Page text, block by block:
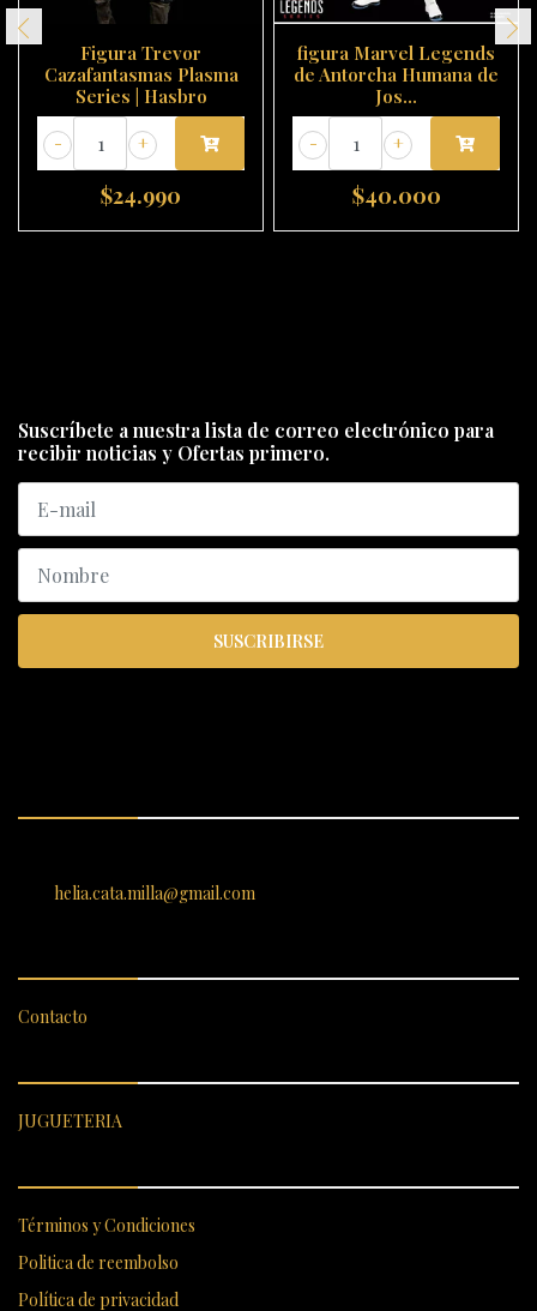
Figura Trevor
Cazafantasmas Plasma
Series | Hasbro
+
-
$24.990
figura Marvel Legends
de Antorcha Humana de
Jos...
+
-
$40.000
Suscríbete a nuestra lista de correo electrónico para
recibir noticias y Ofertas primero.
SUSCRIBIRSE
helia.cata.milla@gmail.com
Contacto
JUGUETERIA
Términos y Condiciones
Politica de reembolso
Política de privacidad